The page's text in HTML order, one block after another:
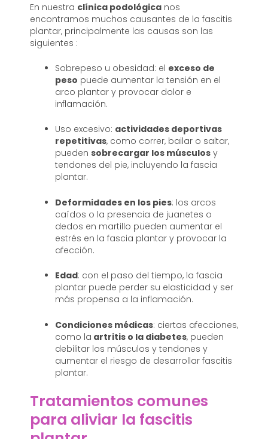
En nuestra clínica podológica nos
encontramos muchos causantes de la fascitis
plantar, principalmente las causas son las
siguientes :
Sobrepeso u obesidad: el exceso de
peso puede aumentar la tensión en el
arco plantar y provocar dolor e
inflamación.
Uso excesivo: actividades deportivas
repetitivas, como correr, bailar o saltar,
pueden sobrecargar los músculos y
tendones del pie, incluyendo la fascia
plantar.
Deformidades en los pies: los arcos
caídos o la presencia de juanetes o
dedos en martillo pueden aumentar el
estrés en la fascia plantar y provocar la
afección.
Edad: con el paso del tiempo, la fascia
plantar puede perder su elasticidad y ser
más propensa a la inflamación.
Condiciones médicas: ciertas afecciones,
como la artritis o la diabetes, pueden
debilitar los músculos y tendones y
aumentar el riesgo de desarrollar fascitis
plantar.
Tratamientos comunes
para aliviar la fascitis